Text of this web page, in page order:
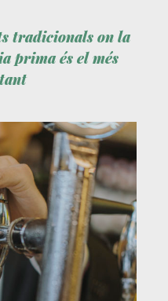
tradicionals on la
prima és el més